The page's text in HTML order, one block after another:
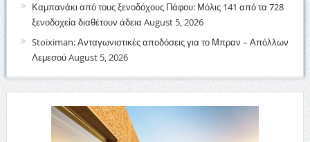
Καμπανάκι από τους ξενοδόχους Πάφου: Μόλις 141 από τα 728
ξενοδοχεία διαθέτουν άδεια August 5, 2026
Stoiximan: Ανταγωνιστικές αποδόσεις για το Μπραν – Απόλλων
ΛεμεσούAugust 5, 2026